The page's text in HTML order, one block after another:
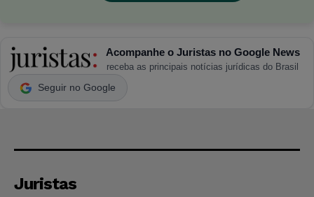
Acompanhe o Juristas no Google News
receba as principais notícias jurídicas do Brasil
Seguir no Google
Juristas